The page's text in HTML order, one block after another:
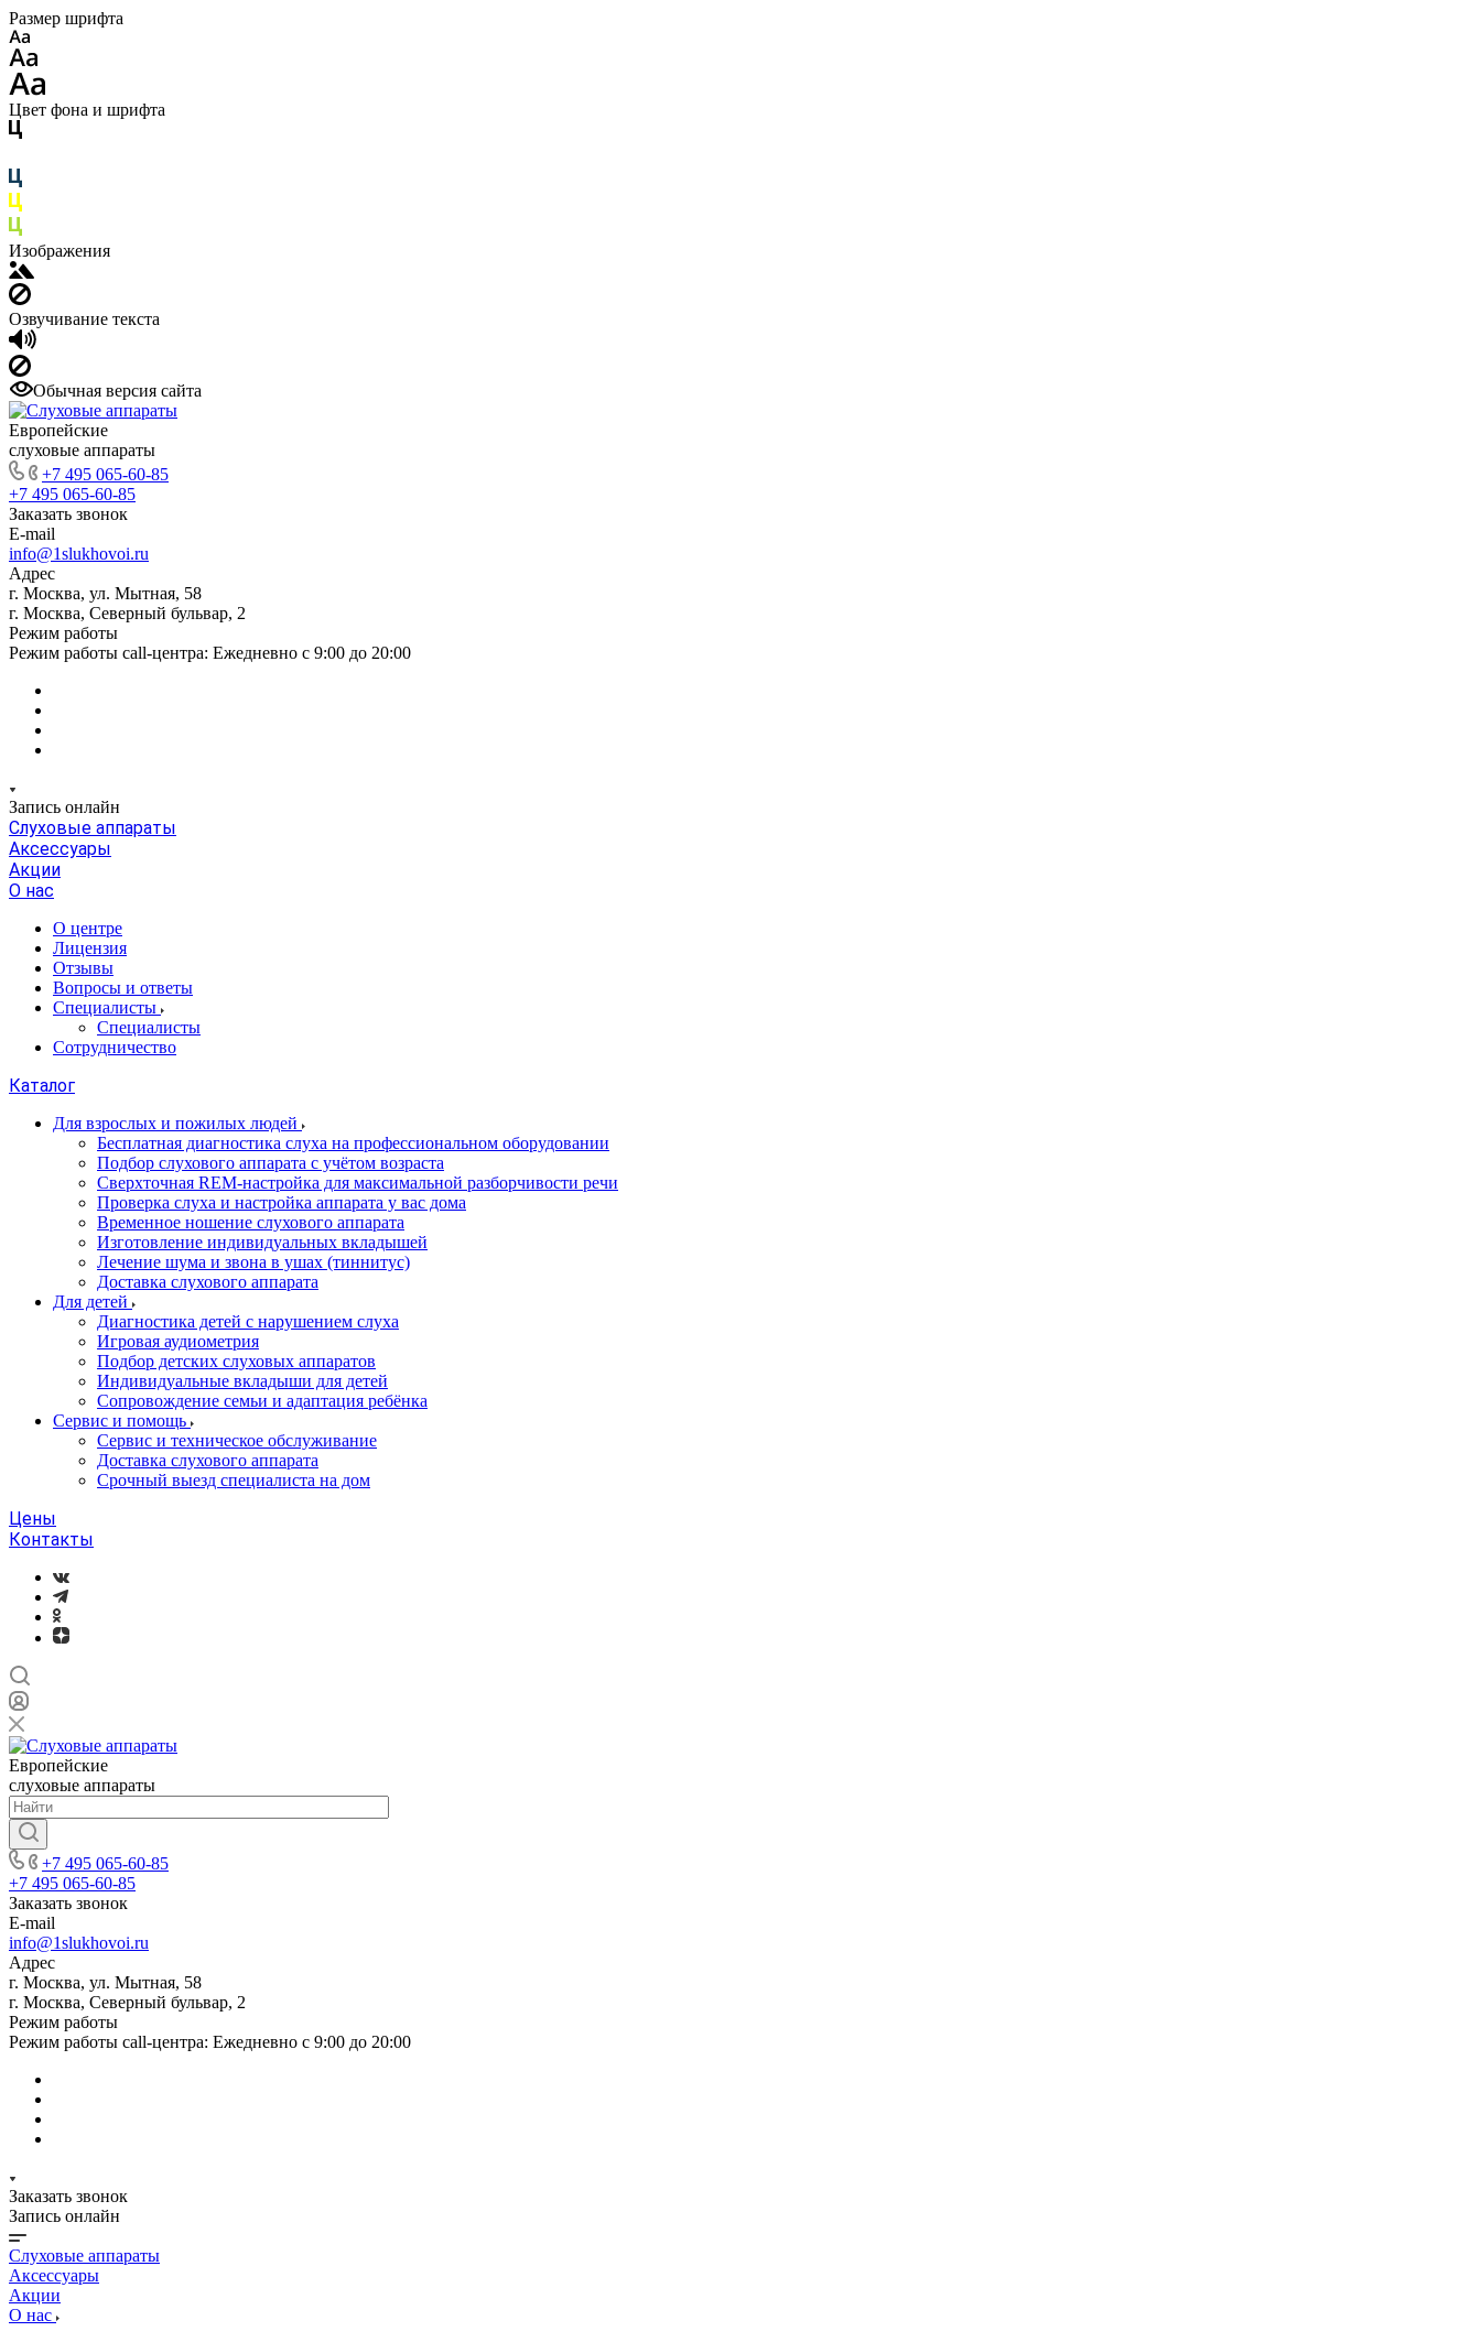
Размер шрифта
Цвет фона и шрифта
Изображения
Озвучивание текста
Обычная версия сайта
Европейские
слуховые аппараты
+7 495 065-60-85
+7 495 065-60-85
Заказать звонок
E-mail
info@1slukhovoi.ru
Адрес
г. Москва, ул. Мытная, 58
г. Москва, Северный бульвар, 2
Режим работы
Режим работы call-центра: Ежедневно с 9:00 до 20:00
Запись онлайн
Слуховые аппараты
Аксессуары
Акции
О нас
О центре
Лицензия
Отзывы
Вопросы и ответы
Специалисты
Специалисты
Сотрудничество
Каталог
Для взрослых и пожилых людей
Бесплатная диагностика слуха на профессиональном оборудовании
Подбор слухового аппарата с учётом возраста
Сверхточная REM-настройка для максимальной разборчивости речи
Проверка слуха и настройка аппарата у вас дома
Временное ношение слухового аппарата
Изготовление индивидуальных вкладышей
Лечение шума и звона в ушах (тиннитус)
Доставка слухового аппарата
Для детей
Диагностика детей с нарушением слуха
Игровая аудиометрия
Подбор детских слуховых аппаратов
Индивидуальные вкладыши для детей
Сопровождение семьи и адаптация ребёнка
Сервис и помощь
Сервис и техническое обслуживание
Доставка слухового аппарата
Срочный выезд специалиста на дом
Цены
Контакты
Европейские
слуховые аппараты
+7 495 065-60-85
+7 495 065-60-85
Заказать звонок
E-mail
info@1slukhovoi.ru
Адрес
г. Москва, ул. Мытная, 58
г. Москва, Северный бульвар, 2
Режим работы
Режим работы call-центра: Ежедневно с 9:00 до 20:00
Заказать звонок
Запись онлайн
Слуховые аппараты
Аксессуары
Акции
О нас